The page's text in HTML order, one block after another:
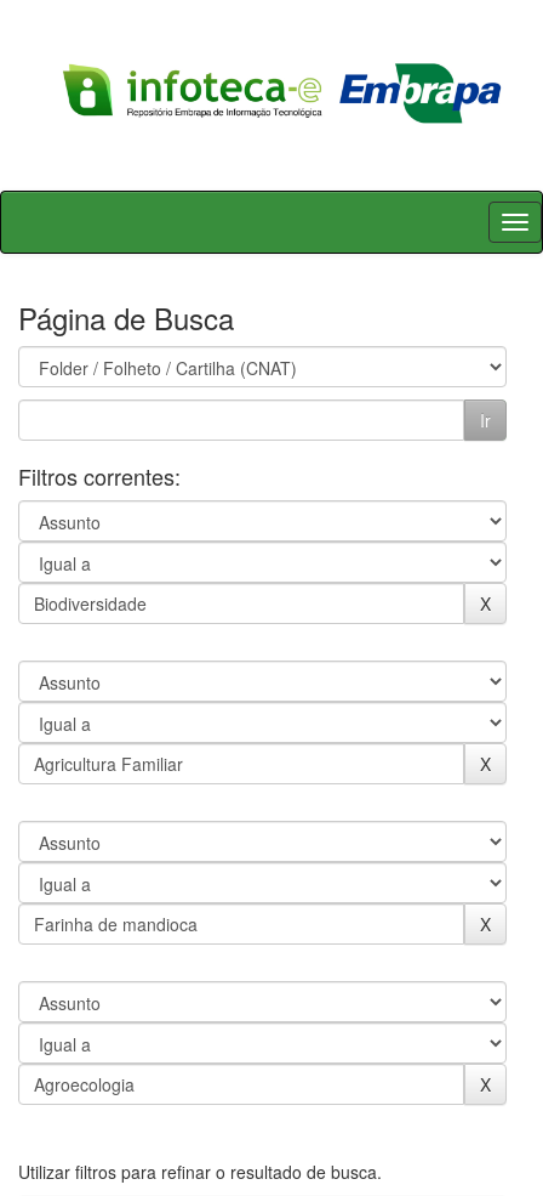
Skip
Página de Busca
Filtros correntes:
Utilizar filtros para refinar o resultado de busca.